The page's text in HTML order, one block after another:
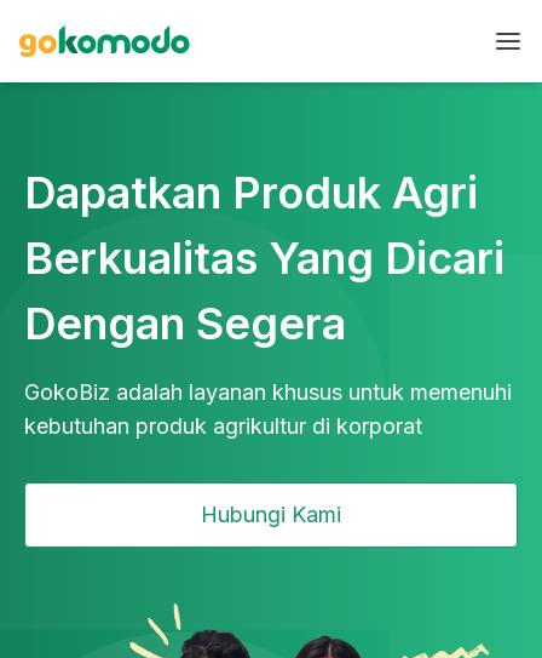
Dapatkan Produk Agri
Berkualitas Yang Dicari
Dengan Segera
GokoBiz adalah layanan khusus untuk memenuhi
kebutuhan produk agrikultur di korporat
Hubungi Kami